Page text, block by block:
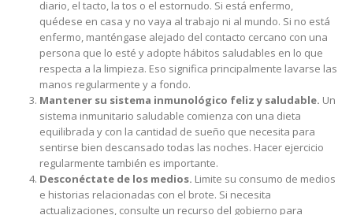
diario, el tacto, la tos o el estornudo. Si está enfermo,
quédese en casa y no vaya al trabajo ni al mundo. Si no está
enfermo, manténgase alejado del contacto cercano con una
persona que lo esté y adopte hábitos saludables en lo que
respecta a la limpieza. Eso significa principalmente lavarse las
manos regularmente y a fondo.
Mantener su sistema inmunológico feliz y saludable. Un
sistema inmunitario saludable comienza con una dieta
equilibrada y con la cantidad de sueño que necesita para
sentirse bien descansado todas las noches. Hacer ejercicio
regularmente también es importante.
Desconéctate de los medios. Limite su consumo de medios
e historias relacionadas con el brote. Si necesita
actualizaciones, consulte un recurso del gobierno para